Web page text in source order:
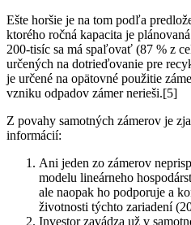
Ešte horšie je na tom podľa
ktorého ročná kapacita je
200-tisíc sa má spaľovať (87 % z
určených na dotrieďovanie pre
je určené na opätovné použitie
vzniku odpadov zámer nerieši.[5]
Z povahy samotných zámerov je
informácií:
Ani jeden zo zámerov
modelu lineárneho
ale naopak ho podporuje a
životnosti týchto zariadení
Investor zavádza už v